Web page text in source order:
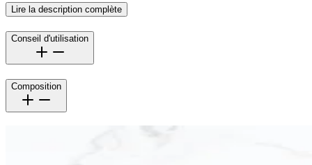
Lire la description complète
Conseil d'utilisation
Composition